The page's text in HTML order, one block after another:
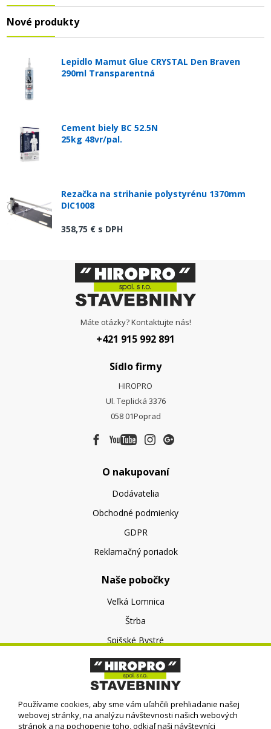
Nové produkty
Lepidlo Mamut Glue CRYSTAL Den Braven
290ml Transparentná
Cement biely BC 52.5N
25kg 48vr/pal.
Rezačka na strihanie polystyrénu 1370mm
DIC1008
358,75 € s DPH
Máte otázky? Kontaktujte nás!
+421 915 992 891
Sídlo firmy
HIROPRO
Ul. Teplická 3376
058 01Poprad
O nakupovaní
Dodávatelia
Obchodné podmienky
GDPR
Reklamačný poriadok
Naše pobočky
Veľká Lomnica
Štrba
Spišské Bystré
O nás
O spoločnosti
Kontakt
Používame cookies, aby sme vám uľahčili prehliadanie našej
webovej stránky, na analýzu návštevnosti našich webových
stránok a na pochopenie toho, odkiaľ naši návštevníci